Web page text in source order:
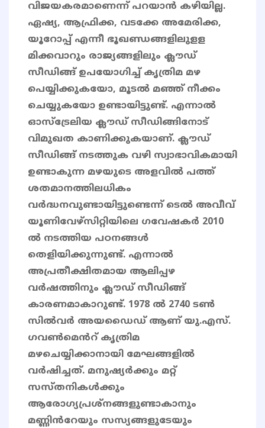
വിജയകരമാണെന്ന് പറയാൻ കഴിയില്ല.
ഏഷ്യ, ആഫ്രിക്ക, വടക്കേ അമേരിക്ക,
യൂറോപ്പ് എന്നീ ഭൂഖണ്ഡങ്ങളിലുളള
മിക്കവാറും രാജ്യങ്ങളിലും ക്ലൗഡ്
സീഡിങ്ങ് ഉപയോഗിച്ച് കൃത്രിമ മഴ
പെയ്യിക്കുകയോ, മൂടൽ മഞ്ഞ് നീക്കം
ചെയ്യുകയോ ഉണ്ടായിട്ടുണ്ട്. എന്നാൽ
ഓസ്ട്രേലിയ ക്ലൗഡ് സീഡിങ്ങിനോട്
വിമുഖത കാണിക്കുകയാണ്. ക്ലൗഡ്
സീഡിങ്ങ് നടത്തുക വഴി സ്വാഭാവികമായി
ഉണ്ടാകുന്ന മഴയുടെ അളവിൽ പത്ത്
ശതമാനത്തിലധികം
വർദ്ധനവുണ്ടായിട്ടുണ്ടെന്ന് ടെൽ അവീവ്
യൂണിവേഴ്സിറ്റിയിലെ ഗവേഷകർ 2010
ൽ നടത്തിയ പഠനങ്ങൾ
തെളിയിക്കുന്നുണ്ട്. എന്നാൽ
അപ്രതീക്ഷിതമായ ആലിപ്പഴ
വർഷത്തിനും ക്ലൗഡ് സീഡിങ്ങ്
കാരണമാകാറുണ്ട്. 1978 ൽ 2740 ടൺ
സിൽവർ അയഡൈഡ് ആണ് യു.എസ്.
ഗവൺമെൻറ് കൃത്രിമ
മഴചെയ്യിക്കാനായി മേഘങ്ങളിൽ
വർഷിച്ചത്. മനുഷ്യർക്കും മറ്റ്
സസ്തനികൾക്കും
ആരോഗ്യപ്രശ്നങ്ങളുണ്ടാകാനും
മണ്ണിൻറേയും സസ്യങ്ങളുടേയും